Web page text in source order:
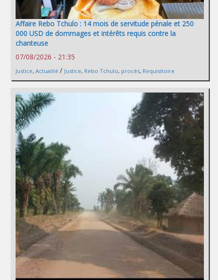
Affaire Rebo Tchulo : 14 mois de servitude pénale et 250
000 USD de dommages et intérêts requis contre la
chanteuse
07/08/2026 - 21:35
Justice, Actualité / Justice, Rebo Tchulo, procès, Requisitoire